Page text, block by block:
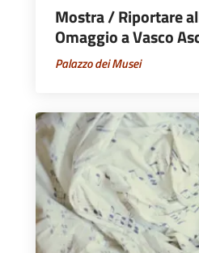
Mostra / Riportare
Omaggio a Vasco
Palazzo dei Musei